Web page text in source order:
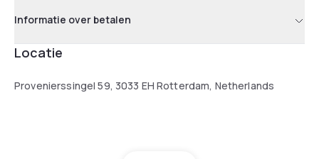
Informatie over betalen
Locatie
Provenierssingel 59, 3033 EH Rotterdam, Netherlands